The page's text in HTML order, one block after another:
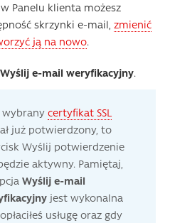
Panelu klienta możesz
skrzynki e-mail, zmienić
ją na nowo.
Wyślij e-mail weryfikacyjny.
wybrany certyfikat SSL
już potwierdzony, to
Wyślij potwierdzenie
aktywny. Pamiętaj,
Wyślij e-mail
jest wykonalna
usługę oraz gdy